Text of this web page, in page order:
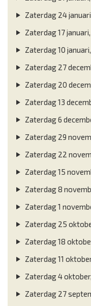
Zaterdag 24
Zaterdag 17
Zaterdag 10
Zaterdag 27
Zaterdag 20
Zaterdag 13
Zaterdag 6
Zaterdag 29
Zaterdag 22
Zaterdag 15
Zaterdag 8
Zaterdag 1
Zaterdag 25
Zaterdag 18
Zaterdag 11
Zaterdag 4
Zaterdag 27